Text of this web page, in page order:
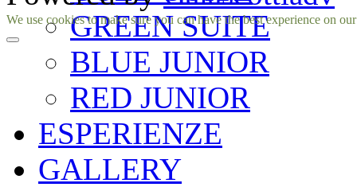
GREEN SUITE
BLUE JUNIOR
RED JUNIOR
ESPERIENZE
GALLERY
Facebook
Instagram
We use cookies to make sure you can have the best experience on